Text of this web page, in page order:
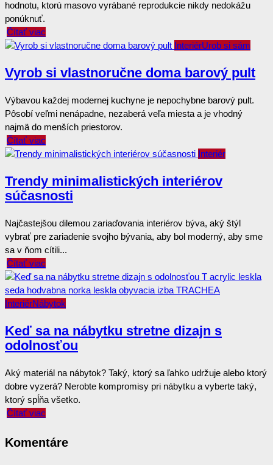
hodnotu, ktorú masovo vyrábané reprodukcie nikdy nedokážu
ponúknuť.
Čítať viac
InteriérUrob si sám
Vyrob si vlastnoručne doma barový pult
Výbavou každej modernej kuchyne je nepochybne barový pult.
Pôsobí veľmi nenápadne, nezaberá veľa miesta a je vhodný
najmä do menších priestorov.
Čítať viac
Interiér
Trendy minimalistických interiérov
súčasnosti
Najčastejšou dilemou zariaďovania interiérov býva, aký štýl
vybrať pre zariadenie svojho bývania, aby bol moderný, aby sme
sa v ňom cítili...
Čítať viac
InteriérNábytok
Keď sa na nábytku stretne dizajn s
odolnosťou
Aký materiál na nábytok? Taký, ktorý sa ľahko udržuje alebo ktorý
dobre vyzerá? Nerobte kompromisy pri nábytku a vyberte taký,
ktorý spĺňa všetko.
Čítať viac
Komentáre